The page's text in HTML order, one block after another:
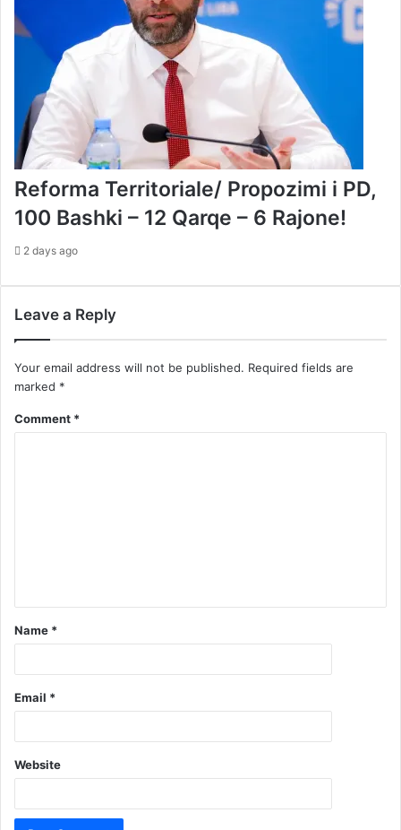
Reforma Territoriale/ Propozimi i PD,
100 Bashki – 12 Qarqe – 6 Rajone!
2 days ago
Leave a Reply
Your email address will not be published. Required fields are
marked *
Comment *
Name *
Email *
Website